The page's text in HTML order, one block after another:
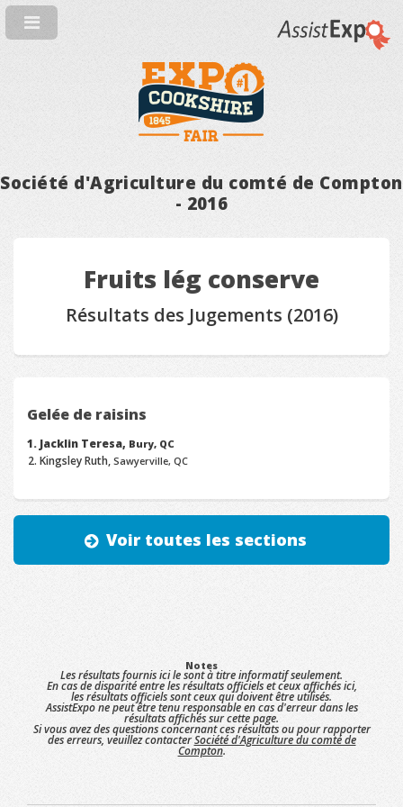
Société d'Agriculture du comté de Compton
- 2016
Fruits lég conserve
Résultats des Jugements (2016)
Gelée de raisins
Jacklin Teresa, Bury, QC
Kingsley Ruth,Sawyerville, QC
Voir toutes les sections
Notes
Les résultats fournis ici le sont à titre informatif seulement.
En cas de disparité entre les résultats officiels et ceux affichés ici,
les résultats officiels sont ceux qui doivent être utilisés.
AssistExpo ne peut être tenu responsable en cas d'erreur dans les
résultats affichés sur cette page.
Si vous avez des questions concernant ces résultats ou pour rapporter
des erreurs, veuillez contacterSociété d'Agriculture du comté de
Compton.